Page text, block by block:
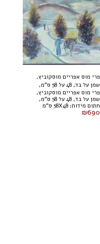
פרי מוס אפריים מוסקוביץ,
שמן על בד, 48 על 58 ס"מ,
חתום
פרי מוס אפריים מוסקוביץ,
שמן על בד, 48 על 58 ס"מ,
חתום מידות: 58X48 ס"מ
₪690